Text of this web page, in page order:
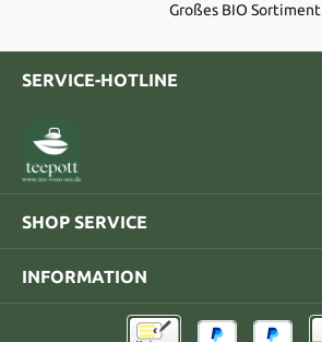
Großes BIO Sortiment
SERVICE-HOTLINE
SHOP SERVICE
INFORMATION